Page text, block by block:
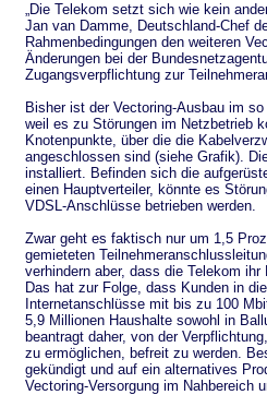
„Die Telekom setzt sich wie kein
Jan van Damme, Deutschland-Chef
Rahmenbedingungen den weiteren
Änderungen bei der
Zugangsverpflichtung zur
Bisher ist der Vectoring-Ausbau im
weil es zu Störungen im Netzbetrieb
Knotenpunkte, über die die
angeschlossen sind (siehe Grafik).
installiert. Befinden sich die
einen Hauptverteiler, könnte es
VDSL-Anschlüsse betrieben werden.
Zwar geht es faktisch nur um 1,5
gemieteten
verhindern aber, dass die Telekom
Das hat zur Folge, dass Kunden in
Internetanschlüsse mit bis zu 100
5,9 Millionen Haushalte sowohl in
beantragt daher, von der
zu ermöglichen, befreit zu werden.
gekündigt und auf ein alternatives
Vectoring-Versorgung im Nahbereich